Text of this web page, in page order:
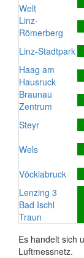
Welt
Linz-
Römerberg
Linz-Stadtpark
Haag am
Hausruck
Braunau
Zentrum
Steyr
Wels
Vöcklabruck
Lenzing 3
Bad Ischl
Traun
Es handelt sich
Luftmessnetz.